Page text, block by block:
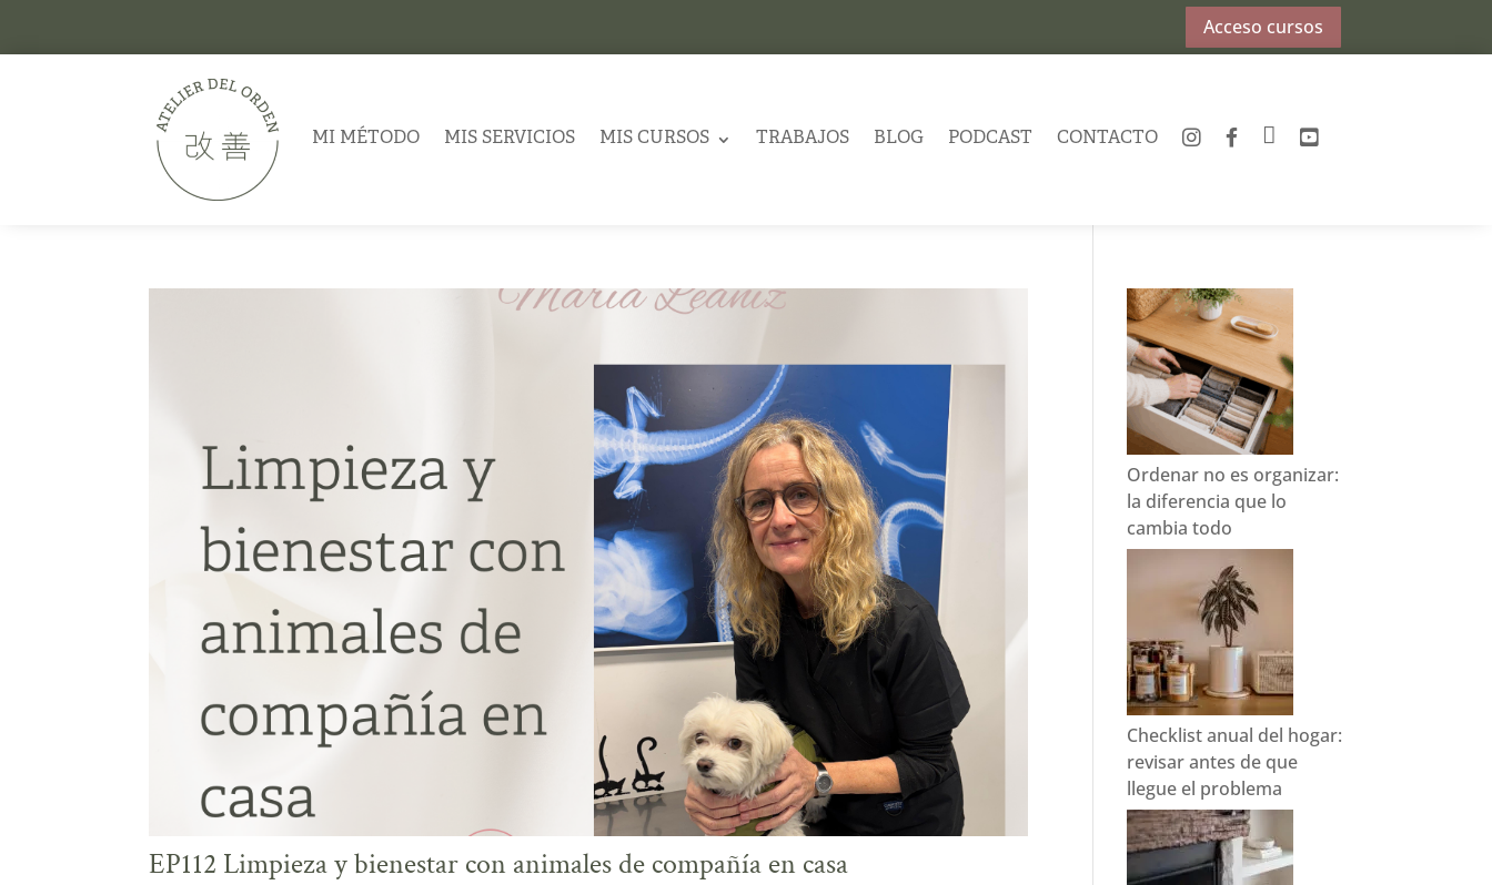
Acceso cursos
MI MÉTODO MIS SERVICIOS MIS CURSOS TRABAJOS BLOG PODCAST CONTACTO INSTAGRAM
FACEBOOK
TWITTERYOUTUBE
EP112 Limpieza y bienestar con animales de compañía en casa
Ordenar no es organizar:
la diferencia que lo
cambia todo
Checklist anual del hogar:
revisar antes de que
llegue el problema